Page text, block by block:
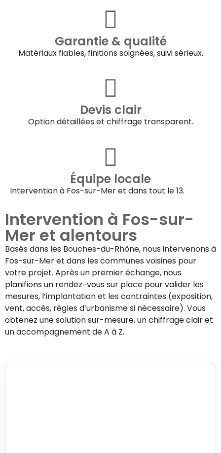
Garantie & qualité
Matériaux fiables, finitions soignées, suivi sérieux.
Devis clair
Option détaillées et chiffrage transparent.
Équipe locale
Intervention à Fos-sur-Meret dans tout le 13.
Intervention à Fos-sur-
Mer et alentours
Basés dans les Bouches-du-Rhône, nous intervenons à
Fos-sur-Meret dans les communes voisines pour
votre projet. Après un premier échange, nous
planifions un rendez-vous sur place pour valider les
mesures, l’implantation et les contraintes (exposition,
vent, accès, règles d’urbanisme si nécessaire). Vous
obtenez une solution sur-mesure, un chiffrage clair et
un accompagnement de A à Z.